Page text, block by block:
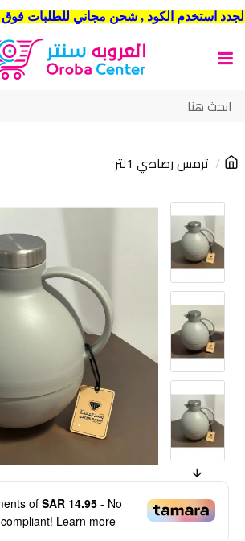
شحن مجاني للطلبات فوق 499رس داخل الرياض . وشحن الي جميع مدن المملكة العربية السعودية
ترمس رصاصي 1لتر
of SAR 14.95 - No
Learn more